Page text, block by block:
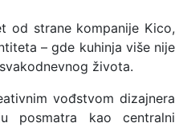
od strane kompanije Kico,
– gde kuhinja više nije
života.
vođstvom dizajnera
posmatra kao centralni